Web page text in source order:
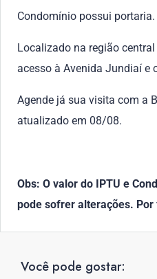
Condomínio possui portaria.
Localizado na região
acesso à Avenida Jundiaí e
Agende já sua visita com a
atualizado em 08/08.
Obs: O valor do IPTU e
pode sofrer alterações.
Você pode gostar: